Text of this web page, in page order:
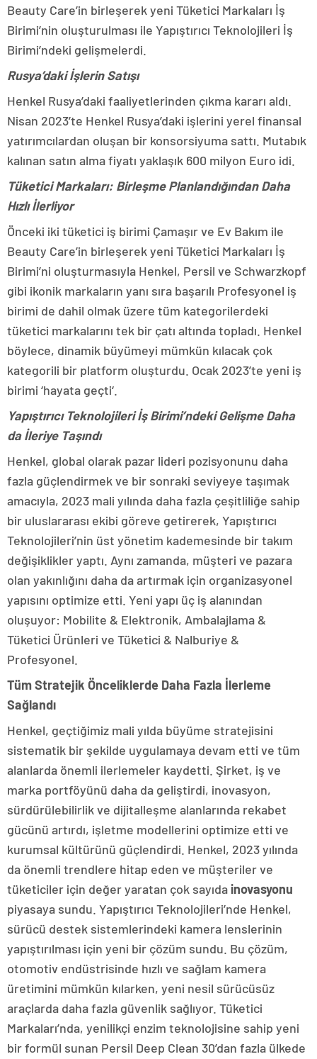
Beauty Care’in birleşerek yeni Tüketici Markaları İş
Birimi’nin oluşturulması ile Yapıştırıcı Teknolojileri İş
Birimi’ndeki gelişmelerdi.
Rusya’daki İşlerin Satışı
Henkel Rusya’daki faaliyetlerinden çıkma kararı aldı.
Nisan 2023’te Henkel Rusya’daki işlerini yerel finansal
yatırımcılardan oluşan bir konsorsiyuma sattı. Mutabık
kalınan satın alma fiyatı yaklaşık 600 milyon Euro idi.
Tüketici Markaları: Birleşme Planlandığından Daha
Hızlı İlerliyor
Önceki iki tüketici iş birimi Çamaşır ve Ev Bakım ile
Beauty Care’in birleşerek yeni Tüketici Markaları İş
Birimi’ni oluşturmasıyla Henkel, Persil ve Schwarzkopf
gibi ikonik markaların yanı sıra başarılı Profesyonel iş
birimi de dahil olmak üzere tüm kategorilerdeki
tüketici markalarını tek bir çatı altında topladı. Henkel
böylece, dinamik büyümeyi mümkün kılacak çok
kategorili bir platform oluşturdu. Ocak 2023’te yeni iş
birimi ‘hayata geçti‘.
Yapıştırıcı Teknolojileri İş Birimi’ndeki Gelişme Daha
da İleriye Taşındı
Henkel, global olarak pazar lideri pozisyonunu daha
fazla güçlendirmek ve bir sonraki seviyeye taşımak
amacıyla, 2023 mali yılında daha fazla çeşitliliğe sahip
bir uluslararası ekibi göreve getirerek, Yapıştırıcı
Teknolojileri’nin üst yönetim kademesinde bir takım
değişiklikler yaptı. Aynı zamanda, müşteri ve pazara
olan yakınlığını daha da artırmak için organizasyonel
yapısını optimize etti. Yeni yapı üç iş alanından
oluşuyor: Mobilite & Elektronik, Ambalajlama &
Tüketici Ürünleri ve Tüketici & Nalburiye &
Profesyonel.
Tüm Stratejik Önceliklerde Daha Fazla İlerleme
Sağlandı
Henkel, geçtiğimiz mali yılda büyüme stratejisini
sistematik bir şekilde uygulamaya devam etti ve tüm
alanlarda önemli ilerlemeler kaydetti. Şirket, iş ve
marka portföyünü daha da geliştirdi, inovasyon,
sürdürülebilirlik ve dijitalleşme alanlarında rekabet
gücünü artırdı, işletme modellerini optimize etti ve
kurumsal kültürünü güçlendirdi. Henkel, 2023 yılında
da önemli trendlere hitap eden ve müşteriler ve
tüketiciler için değer yaratan çok sayıdainovasyonu
piyasaya sundu. Yapıştırıcı Teknolojileri’nde Henkel,
sürücü destek sistemlerindeki kamera lenslerinin
yapıştırılması için yeni bir çözüm sundu. Bu çözüm,
otomotiv endüstrisinde hızlı ve sağlam kamera
üretimini mümkün kılarken, yeni nesil sürücüsüz
araçlarda daha fazla güvenlik sağlıyor. Tüketici
Markaları’nda, yenilikçi enzim teknolojisine sahip yeni
bir formül sunan Persil Deep Clean 30’dan fazla ülkede